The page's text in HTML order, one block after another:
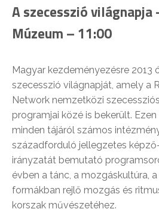
A szecesszió
Múzeum – 11:00
Magyar kezdeményezésre 2013
szecesszió világnapját, amely a
Network nemzetközi
programjai közé is bekerült.
minden tájáról számos
századforduló jellegzetes
irányzatát bemutató
évben a tánc, a mozgáskultúra,
formákban rejlő mozgás és
korszak művészetéhez.